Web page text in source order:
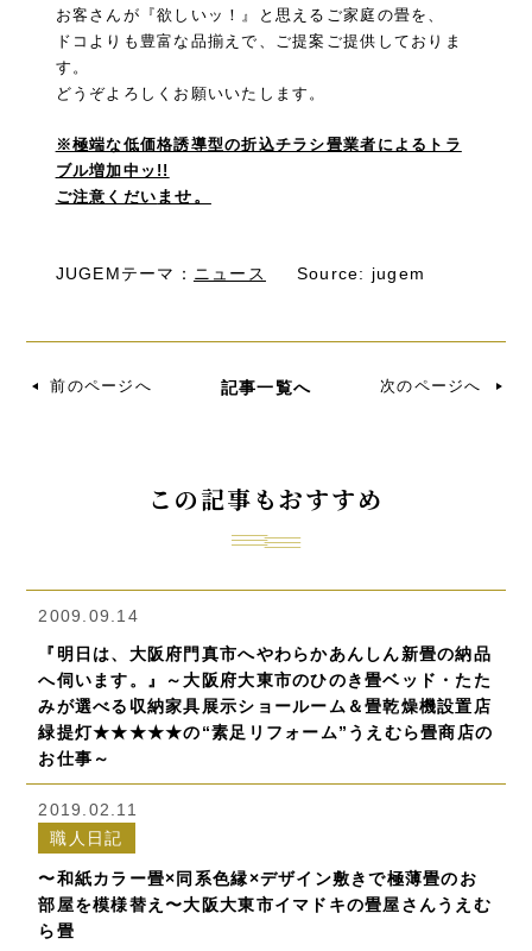
お客さんが『欲しいッ！』と思えるご家庭の畳を、
ドコよりも豊富な品揃えで、ご提案ご提供しておりま
す。
どうぞよろしくお願いいたします。
※極端な低価格誘導型の折込チラシ畳業者によるトラ
ブル増加中ッ!!
ご注意くだい ませ。
JUGEMテーマ： ニュース Source: jugem
前のページへ 記事一覧へ 次のページへ
この記事もおすすめ
2009.09.14
『明日は、大阪府門真市へやわらかあんしん新畳の納品
へ伺います。』～大阪府大東市のひのき畳ベッド・たた
みが選べる収納家具展示ショールーム＆畳乾燥機設置店
緑提灯★★★★★の“素足リフォーム”うえむら畳商店の
お仕事～
2019.02.11
職人日記
〜和紙カラー畳×同系色縁×デザイン敷きで極薄畳のお
部屋を模様替え〜大阪大東市イマドキの畳屋さんうえむ
ら畳